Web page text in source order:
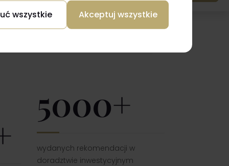
5000+
wydanych rekomendacji w
doradztwie inwestycyjnym
wszystkie Akceptuj wszystkie